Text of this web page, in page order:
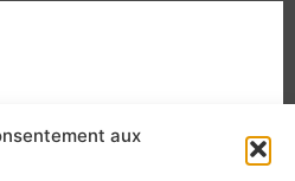
aux